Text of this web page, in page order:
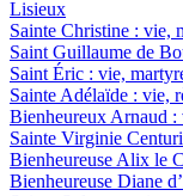
Lisieux
Sainte Christine : vie,
Saint Guillaume de
Saint Éric : vie,
Sainte Adélaïde : vie,
Bienheureux Arnaud :
Sainte Virginie
Bienheureuse Alix le
Bienheureuse Diane